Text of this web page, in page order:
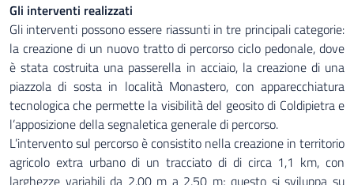
Gli interventi realizzati
Gli interventi possono essere riassunti in tre principali categorie:
la creazione di un nuovo tratto di percorso ciclo pedonale, dove
è stata costruita una passerella in acciaio, la creazione di una
piazzola di sosta in località Monastero, con apparecchiatura
tecnologica che permette la visibilità del geosito di Coldipietra e
l’apposizione della segnaletica generale di percorso.
L’intervento sul percorso è consistito nella creazione in territorio
agricolo extra urbano di un tracciato di di circa 1,1 km, con
larghezze variabili da 2,00 m a 2,50 m; questo si sviluppa su